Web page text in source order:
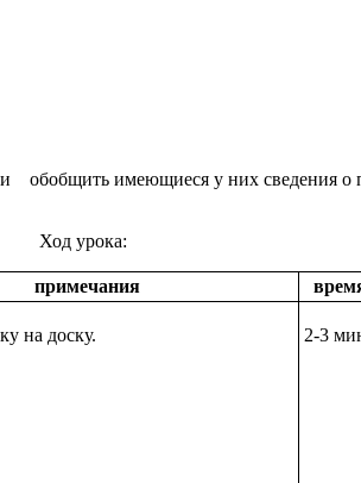
обобщить имеющиеся у них сведения о
Ход урока:
примечания
на доску. 2-3